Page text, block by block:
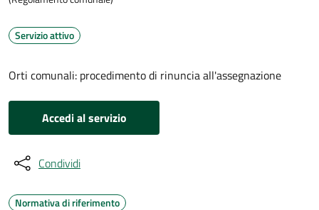
Servizio attivo
Orti comunali: procedimento di rinuncia all'assegnazione
Accedi al servizio
Condividi
Normativa di riferimento